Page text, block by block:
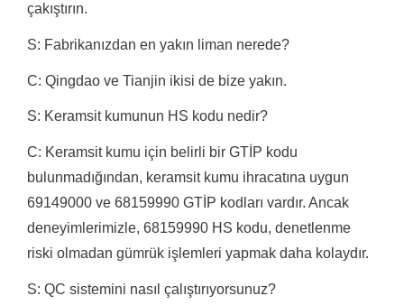
çakıştırın.
S: Fabrikanızdan en yakın liman nerede?
C: Qingdao ve Tianjin ikisi de bize yakın.
S: Keramsit kumunun HS kodu nedir?
C: Keramsit kumu için belirli bir GTİP kodu
bulunmadığından, keramsit kumu ihracatına uygun
69149000 ve 68159990 GTİP kodları vardır. Ancak
deneyimlerimizle, 68159990 HS kodu, denetlenme
riski olmadan gümrük işlemleri yapmak daha kolaydır.
S: QC sistemini nasıl çalıştırıyorsunuz?